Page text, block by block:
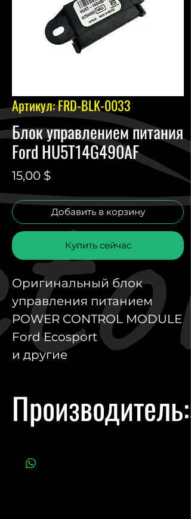
Артикул: FRD-BLK-0033
Блок управлением питания
Ford HU5T14G490AF
15,00 $Цена
Добавить в корзину
Купить сейчас
Оригинальный блок
управления питанием
POWER CONTROL MODULE
Ford Ecosport
и другие
Производитель: